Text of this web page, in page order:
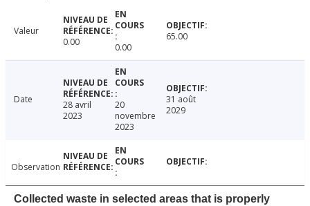
Valeur
0.00
0.00
65.00
Date
28 avril
2023
20
novembre
2023
31 août
2029
Observation
Collected waste in selected areas that is properly